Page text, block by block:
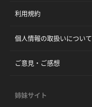
利用規約
個人情報の取扱いについて
ご意見・ご感想
姉妹サイト